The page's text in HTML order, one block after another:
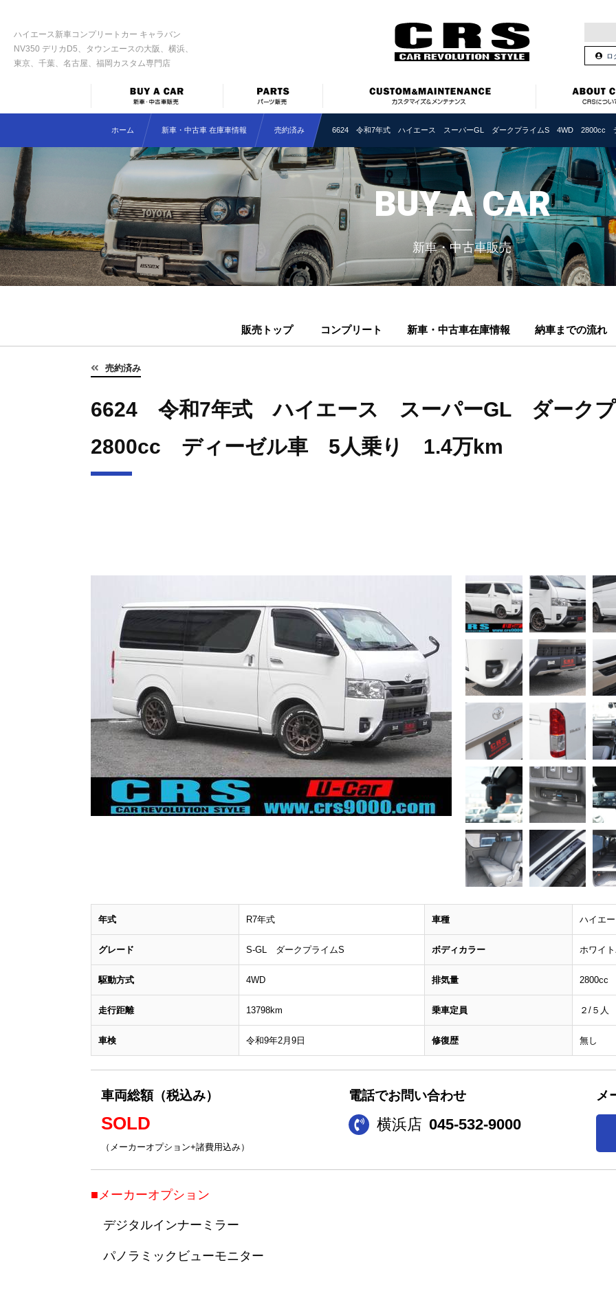
ハイエース新車コンプリートカー キャラバン
NV350 デリカD5、タウンエースの大阪、横浜、
東京、千葉、名古屋、福岡カスタム専門店
ロ
ホーム 新車・中古車 在庫車情報 売約済み 6624 令和7年式 ハイエース スーパーGL ダークプライムS 4WD 2800cc
BUY A CAR
新車・中古車販売
販売トップ コンプリート 新車・中古車在庫情報 納車までの流れ
売約済み
6624 令和7年式 ハイエース スーパーGL ダーク
2800cc ディーゼル車 5人乗り 1.4万km
年式 R7年式 車種 ハイエ
グレード S-GL ダークプライムS ボディカラー ホワイ
駆動方式 4WD 排気量 2800cc
走行距離 13798km 乗車定員 ２/５人
車検 令和9年2月9日 修復歴 無し
車両総額（税込み）
SOLD
（メーカーオプション+諸費用込み）
電話でお問い合わせ
横浜店 045-532-9000
メ
■メーカーオプション
デジタルインナーミラー
パノラミックビューモニター